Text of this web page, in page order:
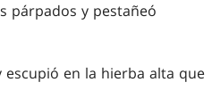
párpados y pestañeó
escupió en la hierba alta que